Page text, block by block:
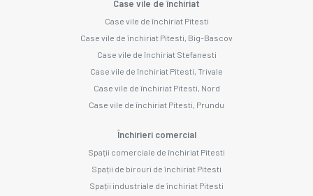
Case vile de închiriat
Case vile de închiriat Pitesti
Case vile de închiriat Pitesti, Big-Bascov
Case vile de închiriat Stefanesti
Case vile de închiriat Pitesti, Trivale
Case vile de închiriat Pitesti, Nord
Case vile de închiriat Pitesti, Prundu
Închirieri comercial
Spații comerciale de închiriat Pitesti
Spații de birouri de închiriat Pitesti
Spații industriale de închiriat Pitesti